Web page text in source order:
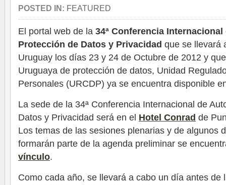
POSTED IN: FEATURED
El portal web de la 34ª Conferencia
Protección de Datos y Privacidad que se llevará
Uruguay los días 23 y 24 de Octubre de 2012 y
Uruguaya de protección de datos, Unidad
Personales (URCDP) ya se encuentra disponible
La sede de la 34ª Conferencia Internacional de
Datos y Privacidad será en el Hotel Conrad de
Los temas de las sesiones plenarias y de algunos
formarán parte de la agenda preliminar se
vínculo.
Como cada año, se llevará a cabo un día antes